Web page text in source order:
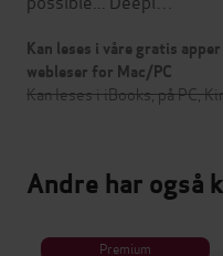
Kan leses i våre gratis
webleser for Mac/PC
Kan leses i iBooks, på PC,
Andre har også
Premium